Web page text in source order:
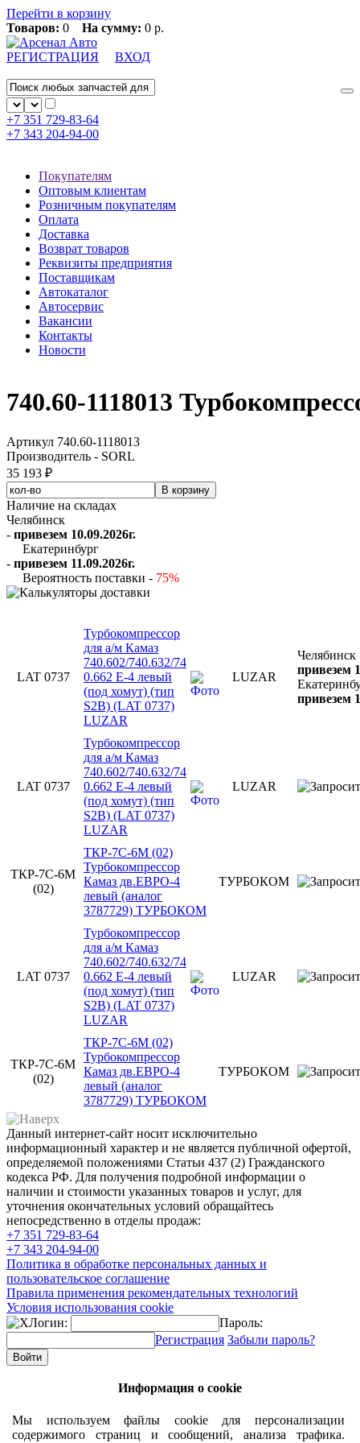
Перейти в корзину
Товаров: 0 На сумму: 0 р.
РЕГИСТРАЦИЯ ВХОД
+7 351 729-83-64
+7 343 204-94-00
Покупателям
Оптовым клиентам
Розничным покупателям
Оплата
Доставка
Возврат товаров
Реквизиты предприятия
Поставщикам
Автокаталог
Автосервис
Вакансии
Контакты
Новости
740.60-1118013
Артикул 740.60-1118013
Производитель - SORL
35 193 ₽
Наличие на складах
Челябинск
- привезем 10.09.2026г.
Екатеринбург
- привезем 11.09.2026г.
Вероятность поставки - 75%
LAT 0737
Турбокомпрессор
для а/м Камаз
740.602/740.632/74
0.662 E-4 левый
(под хомут) (тип
S2B) (LAT 0737)
LUZAR
LUZAR
Челябинск
привезем
привезем
LAT 0737
Турбокомпрессор
для а/м Камаз
740.602/740.632/74
0.662 E-4 левый
(под хомут) (тип
S2B) (LAT 0737)
LUZAR
LUZAR
ТКР-7С-6М
(02)
ТКР-7С-6М (02)
Турбокомпрессор
Камаз дв.ЕВРО-4
левый (аналог
3787729) ТУРБОКОМ
ТУРБОКОМ
LAT 0737
Турбокомпрессор
для а/м Камаз
740.602/740.632/74
0.662 E-4 левый
(под хомут) (тип
S2B) (LAT 0737)
LUZAR
LUZAR
ТКР-7С-6М
(02)
ТКР-7С-6М (02)
Турбокомпрессор
Камаз дв.ЕВРО-4
левый (аналог
3787729) ТУРБОКОМ
ТУРБОКОМ
Данный интернет-сайт носит исключительно
информационный характер и не является публичной офертой,
определяемой положениями Статьи 437 (2) Гражданского
кодекса РФ. Для получения подробной информации о
наличии и стоимости указанных товаров и услуг, для
уточнения окончательных условий обращайтесь
непосредственно в отделы продаж:
+7 351 729-83-64
+7 343 204-94-00
Политика в обработке персональных данных и
пользовательское соглашение
Правила применения рекомендательных технологий
Условия использования cookie
Логин:
Пароль:
Регистрация Забыли пароль?
Информация о cookie
Мы используем файлы cookie для персонализации
содержимого страниц и сообщений, анализа трафика.